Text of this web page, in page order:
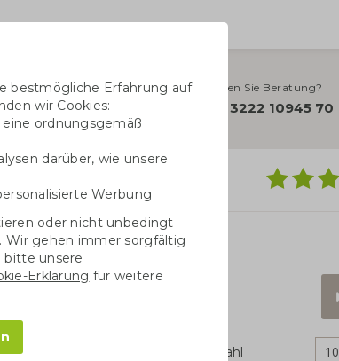
Benötigen Sie Beratung?
+49 3222 10945 70
Stückzahl 10
bestmögliche Erfahrung auf
wir Cookies:
eine ordnungsgemäß
darüber, wie unsere
Werbung
oder nicht unbedingt
Wir gehen immer sorgfältig
bitte unsere
Erklärung für weitere